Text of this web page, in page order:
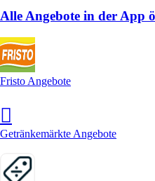
Alle Angebote in der App
Fristo Angebote
Getränkemärkte Angebote